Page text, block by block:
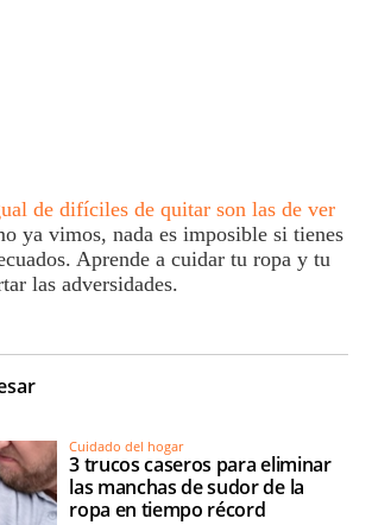
de difíciles de quitar son las de ver
ya vimos, nada es imposible si tienes
Aprende a cuidar tu ropa y tu
las adversidades.
Cuidado del hogar
3 trucos caseros para eliminar
las manchas de sudor de la
ropa en tiempo récord